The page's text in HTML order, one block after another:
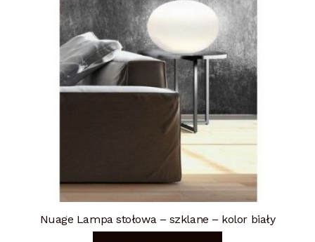
Nuage Lampa stołowa – szklane – kolor biały